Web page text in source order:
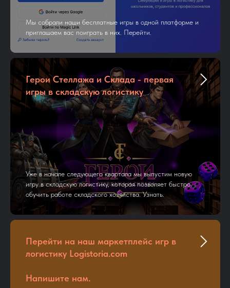
Мы собрали наши бесплатные игры в одной платформе и
приглашаем вас поиграть в них. Перейти.
Герои Стеллажа и Склада - первая
игры в складскую логистику
Уже в начале следующего квартала мы выпустим новую
игру в складскую логистику, которая позволяет быстро
обучить работе складского хозяйства. Узнать.
Перейти на наш маркетплейс игр в
логистику Logistoria.com
Напишите нам.